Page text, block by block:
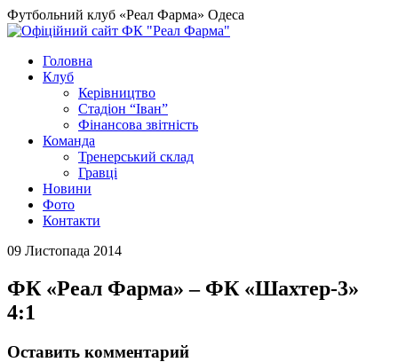
Футбольний клуб «Реал Фарма» Одеса
Головна
Клуб
Керівництво
Стадіон “Іван”
Фінансова звітність
Команда
Тренерський склад
Гравці
Новини
Фото
Контакти
09 Листопада 2014
ФК «Реал Фарма» – ФК «Шахтер-3»
4:1
Оставить комментарий